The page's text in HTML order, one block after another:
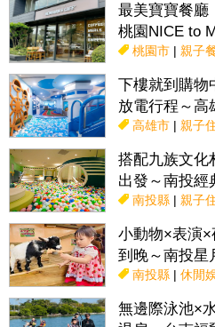
最美寶寶餐廳
桃園NICE to
桃園市| 親子
下樓就到購物
放電行程～高
高雄市| 親子
搭配九族文化
出發～南投經
南投縣| 親子
小動物×表演
到晚～南投星
南投縣| 休閒
無邊際泳池×